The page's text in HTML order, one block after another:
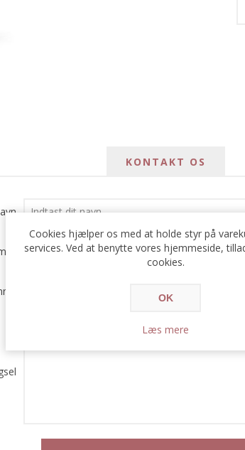
KONTAKT OS
Cookies hjælper os med at holde styr på
services. Ved at benytte vores hjemmeside,
cookies.
OK
Læs mere